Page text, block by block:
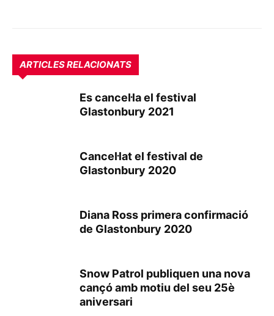
ARTICLES RELACIONATS
Es cancel·la el festival
Glastonbury 2021
Cancel·lat el festival de
Glastonbury 2020
Diana Ross primera confirmació
de Glastonbury 2020
Snow Patrol publiquen una nova
cançó amb motiu del seu 25è
aniversari